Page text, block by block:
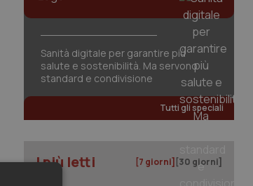
Sanità digitale per garantire più
salute e sostenibilità. Ma servono
standard e condivisione
Tutti gli speciali
I più letti [7 giorni] [30 giorni]